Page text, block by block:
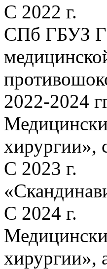
С 2022 г.
СПб ГБУЗ
2022-2024
хирургии»,
С 2023 г.
С 2024 г.
хирургии»,